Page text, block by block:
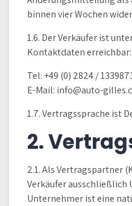
binnen vier Wochen
1.6. Der Verkäufer ist
Kontaktdaten erreichbar:
Tel: +49 (0) 2824 /
E-Mail: info@auto-
1.7. Vertragssprache ist
2.
2.1. Als Vertragspartner
Verkäufer ausschließlich
Unternehmer ist eine